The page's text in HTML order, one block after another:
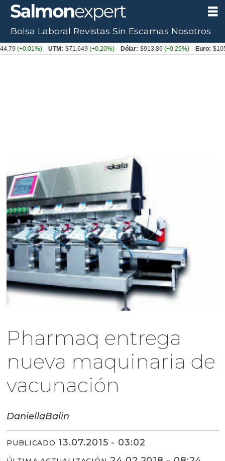
Pharmaq entrega
nueva maquinaria de
vacunación
DaniellaBalin
PUBLICADO 13.07.2015 - 03:02
Bolsa Laboral Revistas Sin Escamas Nosotros
UTM: $71.649(+0.20%) Dólar: $913,86(+0.25%) Euro: $1053,08